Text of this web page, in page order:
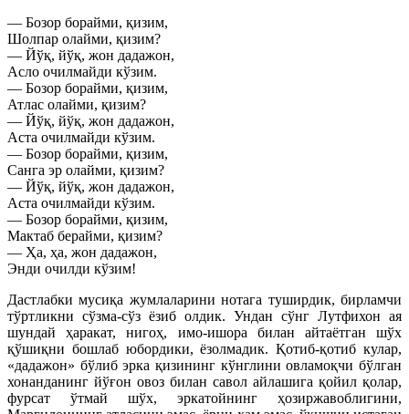
— Бозор борайми, қизим,
Шолпар олайми, қизим?
— Йўқ, йўқ, жон дадажон,
Асло очилмайди кўзим.
— Бозор борайми, қизим,
Атлас олайми, қизим?
— Йўқ, йўқ, жон дадажон,
Аста очилмайди кўзим.
— Бозор борайми, қизим,
Санга эр олайми, қизим?
— Йўқ, йўқ, жон дадажон,
Аста очилмайди кўзим.
— Бозор борайми, қизим,
Мактаб берайми, қизим?
— Ҳа, ҳа, жон дадажон,
Энди очилди кўзим!
Дастлабки мусиқа жумлаларини нотага туширдик, бирламчи
тўртликни сўзма-сўз ёзиб олдик. Ундан сўнг Лутфихон ая
шундай ҳаракат, нигоҳ, имо-ишора билан айтаётган шўх
қўшиқни бошлаб юбордики, ёзолмадик. Қотиб-қотиб кулар,
«дадажон» бўлиб эрка қизининг кўнглини овламоқчи бўлган
хонанданинг йўғон овоз билан савол айлашига қойил қолар,
фурсат ўтмай шўх, эркатойнинг ҳозиржавоблигини,